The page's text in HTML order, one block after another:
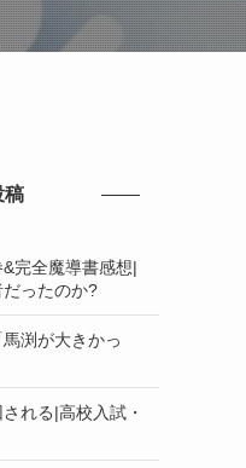
稿
完全魔導書感想|
ったのか?
渕が大きかっ
れる|高校入試・